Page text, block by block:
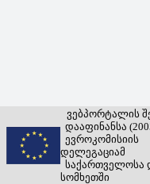
ვებპორტალის
დააფინანსა
ევროკომისიის
დელეგაციამ
საქართველოსა
სომხეთში